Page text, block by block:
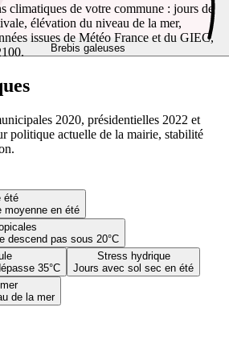
Brebis galeuses
été
moyenne en été
descend pas sous 20°C
35°C
Stress hydrique
Jours avec sol sec en été
de la mer
climatiques de votre commune : jours de
élévation du niveau de la mer,
issues de Météo France et du GIEC,
2020, présidentielles 2022 et
politique actuelle de la mairie, stabilité